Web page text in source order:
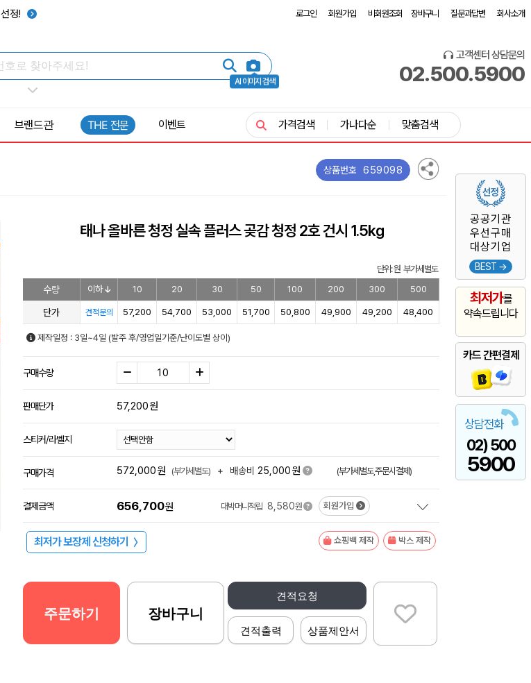
선정! 로그인 회원가입 비회원조회 장바구니 질문과답변 회사소개
AI 이미지 검색
고객센터 상담문의
02.500.5900
공공기관
우선구매
대상기업
BEST →
최저가를
약속드립니다
카드 간편결제
상담전화
02) 500
5900
브랜드관 THE 전문 이벤트 가격검색 가나다순 맞춤검색
상품번호 659098
태나 올바른 청정 실속 플러스 곶감 청정 2호 건시 1.5kg
단위: 원 부가세별도
수량 이하 10 20 30 50 100 200 300 500
단가 견적문의 57,200 54,700 53,000 51,700 50,800 49,900 49,200 48,400
제작일정 : 3일~4일 (발주 후/영업일기준/난이도별 상이)
구매수량
판매단가 57,200원
스티커/라벨지
구매가격 572,000원 (부가세별도) + 배송비 25,000원 (부가세별도,주문시결제)
결제금액 656,700원 대박머니적립 8,580원 회원가입
최저가 보장제 신청하기 〉 쇼핑백 제작 박스 제작
견적요청
견적출력 상품제안서
주문하기 장바구니